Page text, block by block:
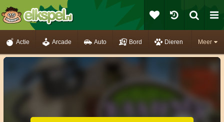
Meer
Actie Arcade Auto Bord Dieren